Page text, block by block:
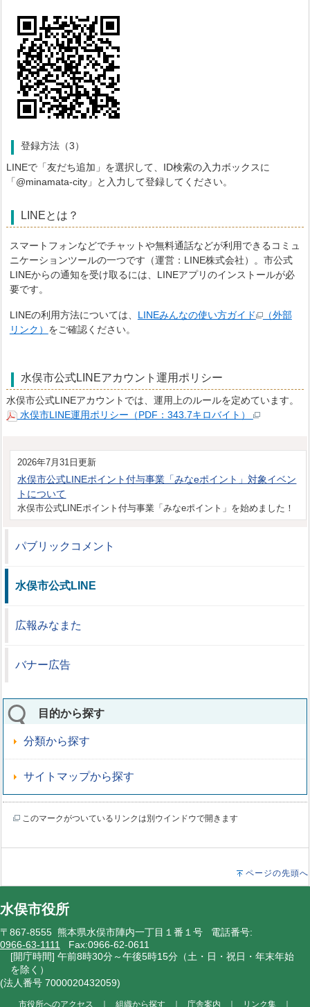
登録方法（3）
LINEで「友だち追加」を選択して、ID検索の入力ボックスに
「@minamata-city」と入力して登録してください。
LINEとは？
スマートフォンなどでチャットや無料通話などが利用できるコミュ
ニケーションツールの一つです（運営：LINE株式会社）。市公式
LINEからの通知を受け取るには、LINEアプリのインストールが必
要です。
LINEの利用方法については、 LINEみんなの使い方ガイド
（外部
リンク） をご確認ください。
水俣市公式LINEアカウント運用ポリシー
水俣市公式LINEアカウントでは、運用上のルールを定めています。
水俣市LINE運用ポリシー（PDF：343.7キロバイト）
2026年7月31日更新
水俣市公式LINEポイント付与事業「みなeポイント」対象イベン
トについて
水俣市公式LINEポイント付与事業「みなeポイント」を始めました！
パブリックコメント
水俣市公式LINE
広報みなまた
バナー広告
目的から探す
分類から探す
サイトマップから探す
このマークがついているリンクは別ウインドウで開きます
ページの先頭へ
水俣市役所
〒867-8555 熊本県水俣市陣内一丁目１番１号 電話番号:
0966-63-1111 Fax:0966-62-0611
[開庁時間] 午前8時30分～午後5時15分（土・日・祝日・年末年始
を除く）
(法人番号 7000020432059)
市役所へのアクセス 組織から探す 庁舎案内 リンク集